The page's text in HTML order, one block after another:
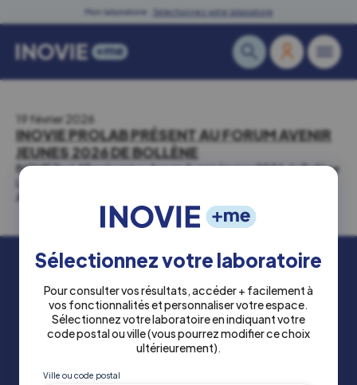
Sélectionnez votre laboratoire
Pour consulter vos résultats, accéder + facilement à
vos fonctionnalités et personnaliser votre espace.
Sélectionnez votre laboratoire en indiquant votre
code postal ou ville(vous pourrez modifier ce choix
ultérieurement).
Ville ou code postal
to
Mon laboratoire : Sélectionnez votre laboratoire
19 février 2026
INOVIE PROLAB PRÉSENT AU FORUM AVENIR
JEUNES 2026 DE BOLLÈNE
INOVIE ProLAB présent au forum Avenir Jeunes 2026 de Bollène
Le 12 février 2026, Inovie Prolab a participé au Forum…
Actualités
Qualité et accréditation
Politiques de confidentialité